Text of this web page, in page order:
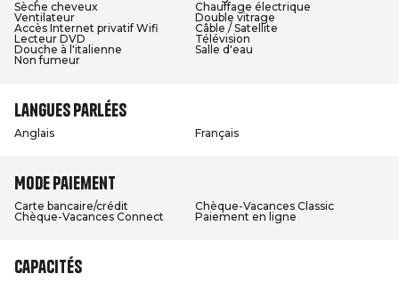
Sèche cheveux
Chauffage électrique
Ventilateur
Double vitrage
Accès Internet privatif Wifi
Câble / Satellite
Lecteur DVD
Télévision
Douche à l'italienne
Salle d'eau
Non fumeur
Langues parlées
Anglais Français
Mode paiement
Carte bancaire/crédit
Chèque-Vacances Classic
Chèque-Vacances Connect
Paiement en ligne
Capacités